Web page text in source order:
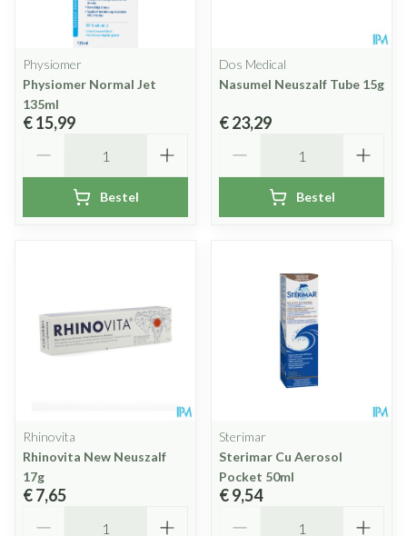
Physiomer
Physiomer Normal Jet
135ml
€ 15,99
Bestel
Dos Medical
Nasumel Neuszalf Tube 15g
€ 23,29
Bestel
Rhinovita
Rhinovita New Neuszalf
17g
€ 7,65
Sterimar
Sterimar Cu Aerosol
Pocket 50ml
€ 9,54